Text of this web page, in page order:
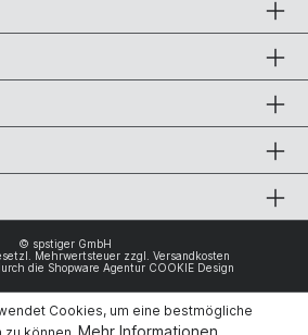
© spstiger GmbH
Mehrwertsteuer zzgl. Versandkosten
die Shopware Agentur COOKIE Design
Cookies, um eine bestmögliche
Mehr Informationen ...